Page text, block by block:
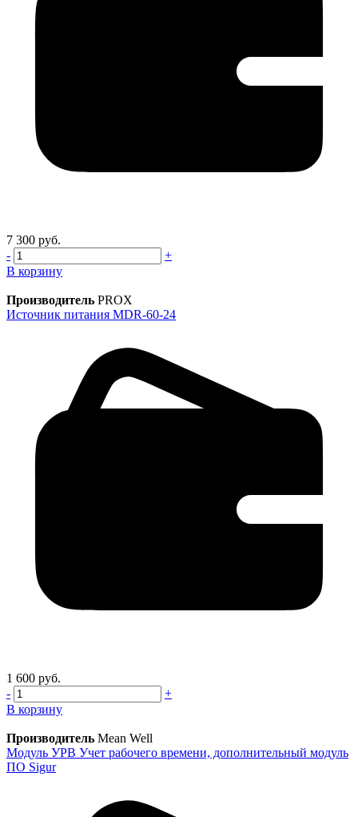
7 300 руб.
-
+
В корзину
Производитель PROX
Источник питания MDR-60-24
1 600 руб.
-
+
В корзину
Производитель Mean Well
Модуль УРВ Учет рабочего времени, дополнительный модуль
ПО Sigur